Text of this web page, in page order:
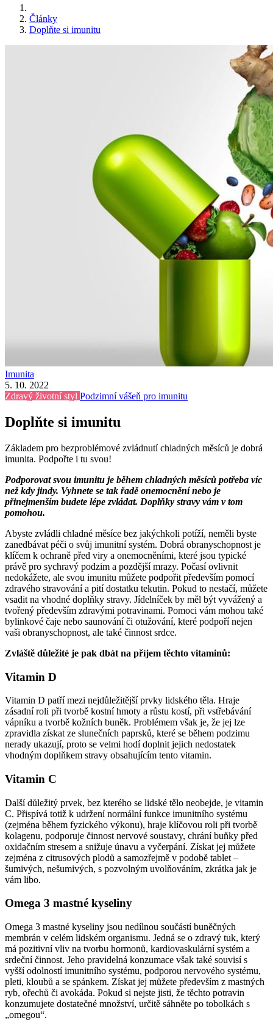
Články
Doplňte si imunitu
Imunita
5. 10. 2022
Zdravý životní styl Podzimní vášeň pro imunitu
Doplňte si imunitu
Základem pro bezproblémové zvládnutí chladných měsíců je dobrá
imunita. Podpořte i tu svou!
Podporovat svou imunitu je během chladných měsíců potřeba víc
než kdy jindy. Vyhnete se tak řadě onemocnění nebo je
přinejmenším budete lépe zvládat. Doplňky stravy vám v tom
pomohou.
Abyste zvládli chladné měsíce bez jakýchkoli potíží, neměli byste
zanedbávat péči o svůj imunitní systém. Dobrá obranyschopnost je
klíčem k ochraně před viry a onemocněními, které jsou typické
právě pro sychravý podzim a pozdější mrazy. Počasí ovlivnit
nedokážete, ale svou imunitu můžete podpořit především pomocí
zdravého stravování a pití dostatku tekutin. Pokud to nestačí, můžete
vsadit na vhodné doplňky stravy. Jídelníček by měl být vyvážený a
tvořený především zdravými potravinami. Pomoci vám mohou také
bylinkové čaje nebo saunování či otužování, které podpoří nejen
vaši obranyschopnost, ale také činnost srdce.
Zvláště důležité je pak dbát na příjem těchto vitaminů:
Vitamin D
Vitamin D patří mezi nejdůležitější prvky lidského těla. Hraje
zásadní roli při tvorbě kostní hmoty a růstu kostí, při vstřebávání
vápníku a tvorbě kožních buněk. Problémem však je, že jej lze
zpravidla získat ze slunečních paprsků, které se během podzimu
nerady ukazují, proto se velmi hodí doplnit jejich nedostatek
vhodným doplňkem stravy obsahujícím tento vitamin.
Vitamin C
Další důležitý prvek, bez kterého se lidské tělo neobejde, je vitamin
C. Přispívá totiž k udržení normální funkce imunitního systému
(zejména během fyzického výkonu), hraje klíčovou roli při tvorbě
kolagenu, podporuje činnost nervové soustavy, chrání buňky před
oxidačním stresem a snižuje únavu a vyčerpání. Získat jej můžete
zejména z citrusových plodů a samozřejmě v podobě tablet –
šumivých, nešumivých, s pozvolným uvolňováním, zkrátka jak je
vám libo.
Omega 3 mastné kyseliny
Omega 3 mastné kyseliny jsou nedílnou součástí buněčných
membrán v celém lidském organismu. Jedná se o zdravý tuk, který
má pozitivní vliv na tvorbu hormonů, kardiovaskulární systém a
srdeční činnost. Jeho pravidelná konzumace však také souvisí s
vyšší odolností imunitního systému, podporou nervového systému,
pleti, kloubů a se spánkem. Získat jej můžete především z mastných
ryb, ořechů či avokáda. Pokud si nejste jisti, že těchto potravin
konzumujete dostatečné množství, určitě sáhněte po tobolkách s
„omegou“.